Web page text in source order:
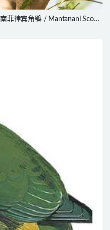
南菲律宾角鸮 / Mantanani Scops